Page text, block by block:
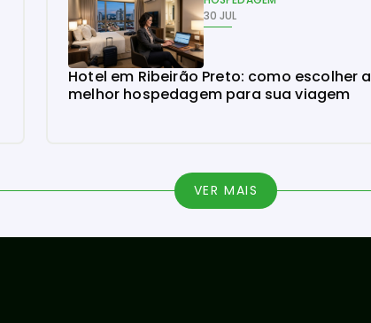
30 JUL
Hotel em Ribeirão Preto: como escolher a
melhor hospedagem para sua viagem
VER MAIS